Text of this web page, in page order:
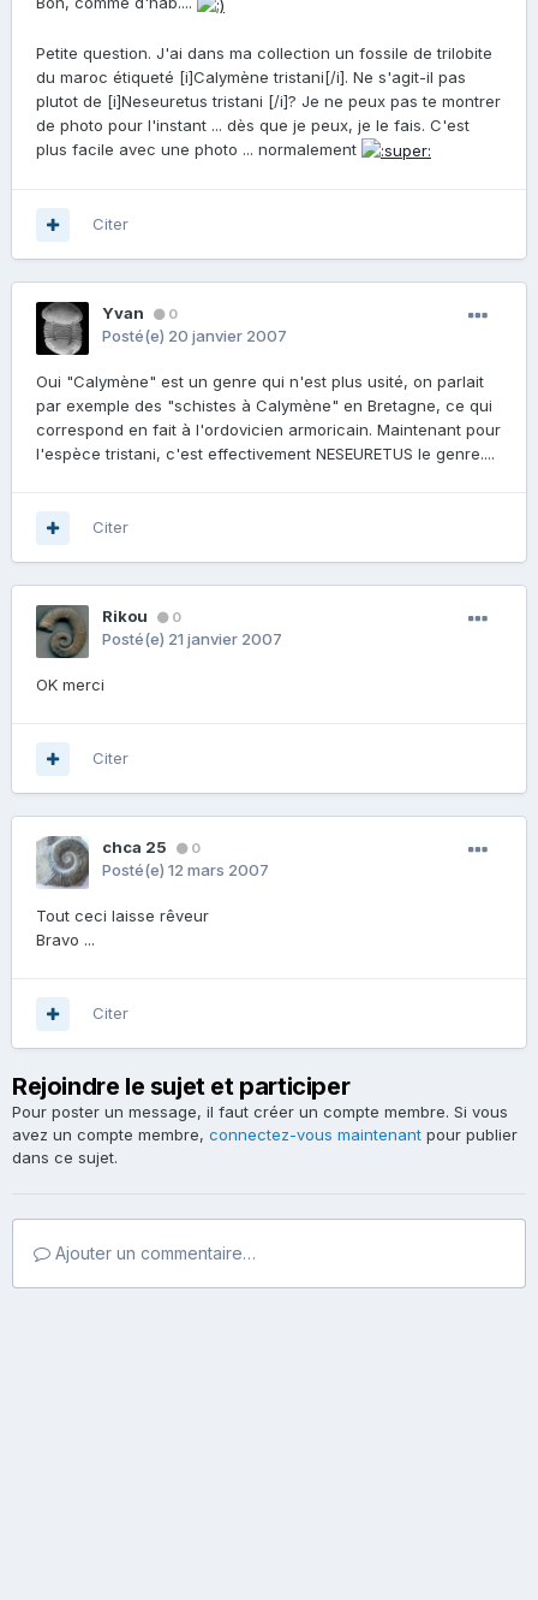
Petite question. J'ai dans ma collection un fossile de trilobite
du maroc étiqueté [i]Calymène tristani[/i]. Ne s'agit-il pas
plutot de [i]Neseuretus tristani [/i]? Je ne peux pas te montrer
de photo pour l'instant ... dès que je peux, je le fais. C'est
plus facile avec une photo ... normalement
Citer
Yvan 0
Posté(e) 20 janvier 2007
Oui "Calymène" est un genre qui n'est plus usité, on parlait
par exemple des "schistes à Calymène" en Bretagne, ce qui
correspond en fait à l'ordovicien armoricain. Maintenant pour
l'espèce tristani, c'est effectivement NESEURETUS le genre....
Citer
Rikou 0
Posté(e) 21 janvier 2007
OK merci
Citer
chca 25 0
Posté(e) 12 mars 2007
Tout ceci laisse rêveur
Bravo ...
Citer
Rejoindre le sujet et participer
Pour poster un message, il faut créer un compte membre. Si vous
avez un compte membre, connectez-vous maintenant pour publier
dans ce sujet.
Ajouter un commentaire…